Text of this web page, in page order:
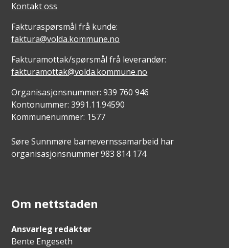
Kontakt oss
Fakturaspørsmål frå kunde:
faktura@volda.kommune.no
Fakturamottak/spørsmål frå leverandør:
fakturamottak@volda.kommune.no
Organisasjonsnummer: 939 760 946
Kontonummer: 3991.11.94590
Kommunenummer: 1577
Søre Sunnmøre barnevernssamarbeid har
organisasjonsnummer 983 814 174
Om nettstaden
Ansvarleg redaktør
Bente Engeseth